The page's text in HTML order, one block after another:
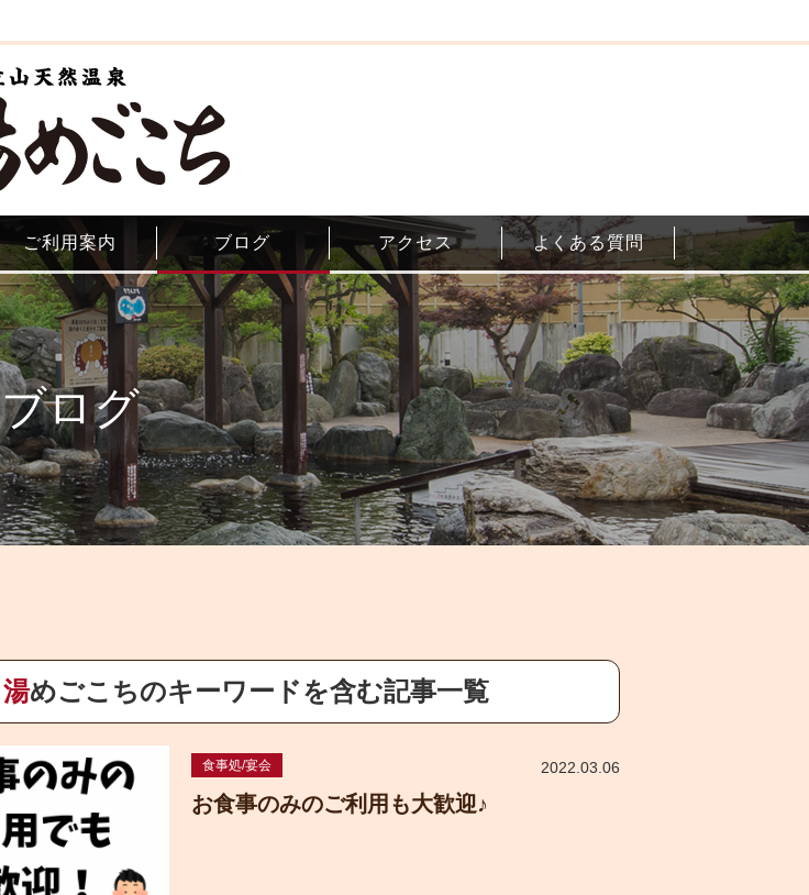
ご利用案内 ブログ アクセス よくある質問
ブログ
湯めごこちのキーワードを含む記事一覧
食事処/宴会 2022.03.06
お食事のみのご利用も大歓迎♪